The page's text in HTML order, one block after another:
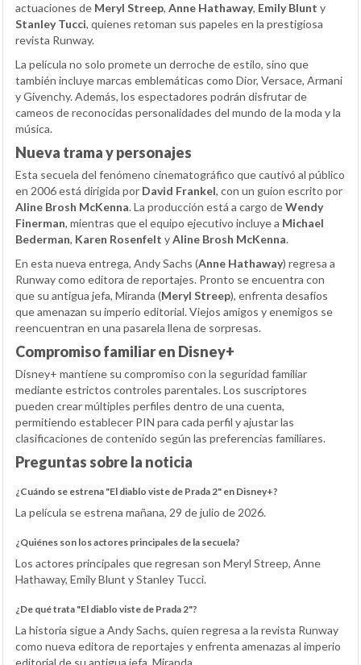
actuaciones de Meryl Streep, Anne Hathaway, Emily Blunt y
Stanley Tucci, quienes retoman sus papeles en la prestigiosa
revista Runway.
La película no solo promete un derroche de estilo, sino que
también incluye marcas emblemáticas como Dior, Versace, Armani
y Givenchy. Además, los espectadores podrán disfrutar de
cameos de reconocidas personalidades del mundo de la moda y la
música.
Nueva trama y personajes
Esta secuela del fenómeno cinematográfico que cautivó al público
en 2006 está dirigida por David Frankel, con un guion escrito por
Aline Brosh McKenna. La producción está a cargo deWendy
Finerman, mientras que el equipo ejecutivo incluye a Michael
Bederman, Karen Rosenfelt yAline Brosh McKenna.
En esta nueva entrega, Andy Sachs (Anne Hathaway) regresa a
Runway como editora de reportajes. Pronto se encuentra con
que su antigua jefa, Miranda (Meryl Streep), enfrenta desafíos
que amenazan su imperio editorial. Viejos amigos y enemigos se
reencuentran en una pasarela llena de sorpresas.
Compromiso familiar en Disney+
Disney+ mantiene su compromiso con la seguridad familiar
mediante estrictos controles parentales. Los suscriptores
pueden crear múltiples perfiles dentro de una cuenta,
permitiendo establecer PIN para cada perfil y ajustar las
clasificaciones de contenido según las preferencias familiares.
Preguntas sobre la noticia
¿Cuándo se estrena "El diablo viste de Prada 2" en Disney+?
La película se estrena mañana, 29 de julio de 2026.
¿Quiénes son los actores principales de la secuela?
Los actores principales que regresan son Meryl Streep, Anne
Hathaway, Emily Blunt y Stanley Tucci.
¿De qué trata "El diablo viste de Prada 2"?
La historia sigue a Andy Sachs, quien regresa a la revista Runway
como nueva editora de reportajes y enfrenta amenazas al imperio